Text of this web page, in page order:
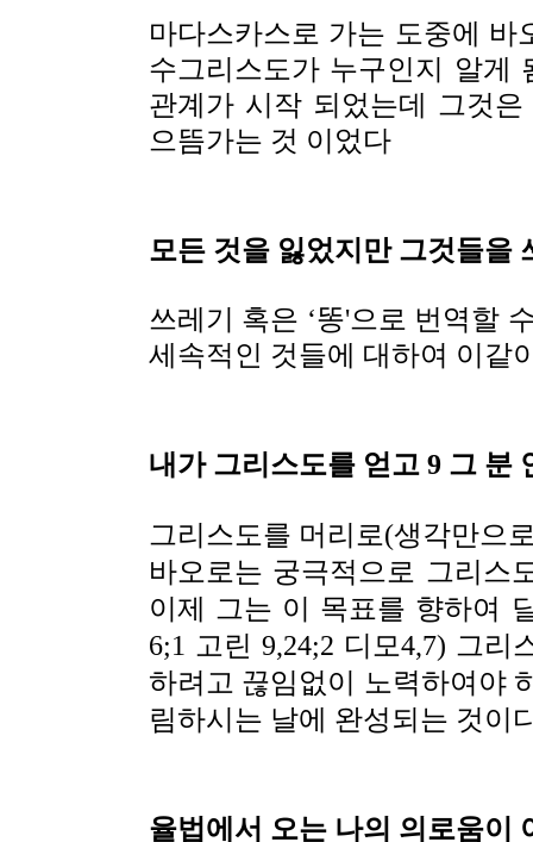
마다스카스로 가는 도중에
수그리스도가 누구인지 알게
관계가 시작 되었는데 그것
으뜸가는 것 이었다
모든 것을 잃었지만 그것들을
쓰레기 혹은 ‘똥'으로 번역할
세속적인 것들에 대하여 이같
내가 그리스도를 얻고 9 그 분
그리스도를 머리로(생각만으
바오로는 궁극적으로 그리스
이제 그는 이 목표를 향하여
6;1 고린 9,24;2 디모4,7) 그
하려고 끊임없이 노력하여야
림하시는 날에 완성되는 것이
율법에서 오는 나의 의로움이